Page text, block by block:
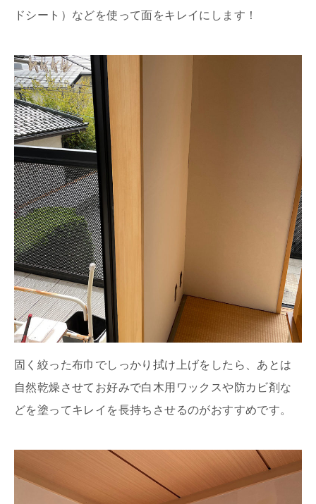
ドシート）などを使って面をキレイにします！
固く絞った布巾でしっかり拭け上げをしたら、あとは
自然乾燥させてお好みで白木用ワックスや防カビ剤な
どを塗ってキレイを長持ちさせるのがおすすめです。